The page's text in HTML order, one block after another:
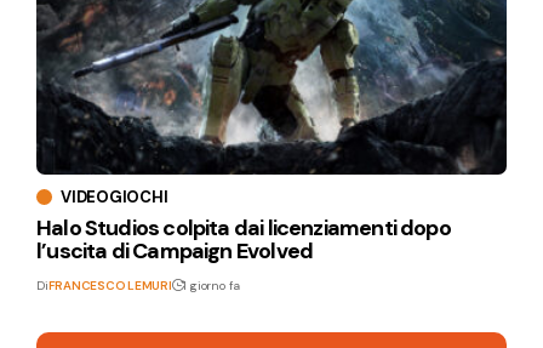
VIDEOGIOCHI
Halo Studios colpita dai licenziamenti dopo
l’uscita di Campaign Evolved
DiFRANCESCO LEMURI 1 giorno fa